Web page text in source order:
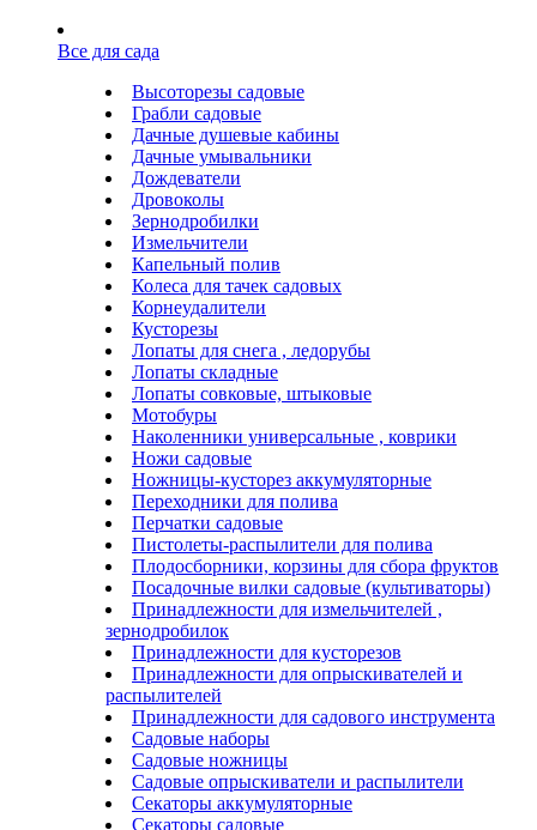
Все для сада
Высоторезы садовые
Грабли садовые
Дачные душевые кабины
Дачные умывальники
Дождеватели
Дровоколы
Зернодробилки
Измельчители
Капельный полив
Колеса для тачек садовых
Корнеудалители
Кусторезы
Лопаты для снега , ледорубы
Лопаты складные
Лопаты совковые, штыковые
Мотобуры
Наколенники универсальные , коврики
Ножи садовые
Ножницы-кусторез аккумуляторные
Переходники для полива
Перчатки садовые
Пистолеты-распылители для полива
Плодосборники, корзины для сбора фруктов
Посадочные вилки садовые (культиваторы)
Принадлежности для измельчителей ,
зернодробилок
Принадлежности для кусторезов
Принадлежности для опрыскивателей и
распылителей
Принадлежности для садового инструмента
Садовые наборы
Садовые ножницы
Садовые опрыскиватели и распылители
Секаторы аккумуляторные
Секаторы садовые